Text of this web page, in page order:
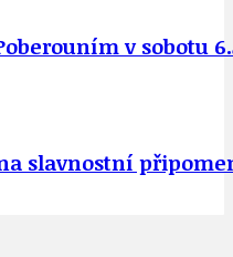
v sobotu
slavnostní